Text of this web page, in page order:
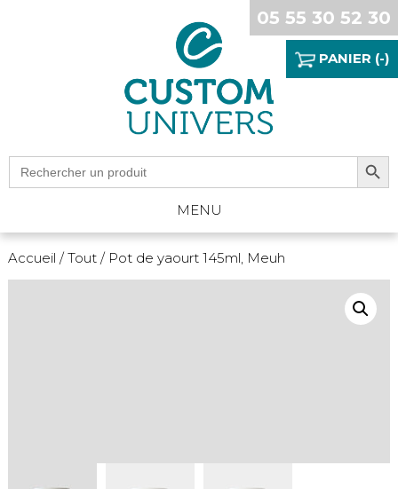
05 55 30 52 30
PANIER (-)
Search
for:
Search Button
MENU
Accueil / Tout/ Pot de yaourt 145ml, Meuh